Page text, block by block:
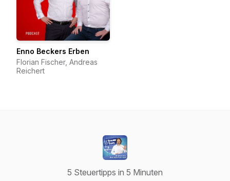
Enno Beckers Erben
Florian Fischer, Andreas
Reichert
5 Steuertipps in 5 Minuten